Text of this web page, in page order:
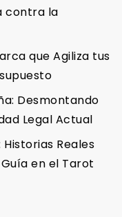
contra la
que Agiliza tus
Desmontando
Legal Actual
Reales
en el Tarot